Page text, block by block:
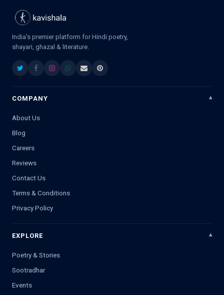
India's premier platform for Hindi poetry,
shayari, ghazal & literature.
COMPANY
About Us
Blog
Careers
Reviews
Contact Us
Terms & Conditions
Privacy Policy
EXPLORE
Poetry & Stories
Sootradhar
Events